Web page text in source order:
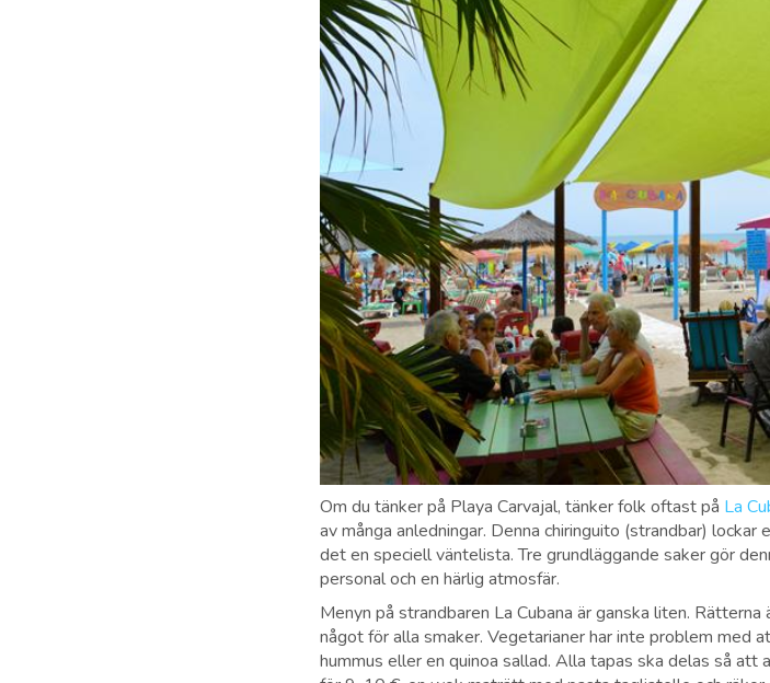
Om du tänker på Playa Carvajal, tänker folk oftast på La
av många anledningar. Denna chiringuito (strandbar)
det en speciell väntelista. Tre grundläggande saker gör
personal och en härlig atmosfär.
Menyn på strandbaren La Cubana är ganska liten.
något för alla smaker. Vegetarianer har inte problem med
hummus eller en quinoa sallad. Alla tapas ska delas så